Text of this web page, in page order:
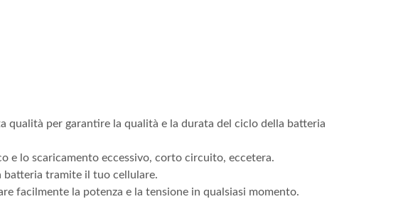
qualità per garantire la qualità e la durata del ciclo della batteria
e lo scaricamento eccessivo, corto circuito, eccetera.
tramite il tuo cellulare.
facilmente la potenza e la tensione in qualsiasi momento.